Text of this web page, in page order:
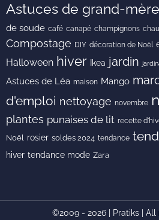
Astuces de grand-mère
de soude café canapé champignons
Compostage DIY décoration de Noël
Halloween hiver Ikea jardin
Astuces de Léa maison Mango
d'emploi nettoyage novembre
plantes punaises de lit recette
Noël rosier soldes 2024 tendance
hiver tendance mode Zara
©2009 - 2026 | Pratiks | All